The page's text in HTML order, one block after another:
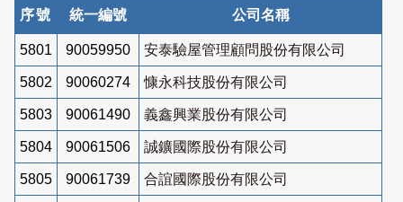
序號 統一編號 公司名稱
5801 90059950 安泰驗屋管理顧問股份有限公司
5802 90060274 慷永科技股份有限公司
5803 90061490 義鑫興業股份有限公司
5804 90061506 誠鑛國際股份有限公司
5805 90061739 合誼國際股份有限公司